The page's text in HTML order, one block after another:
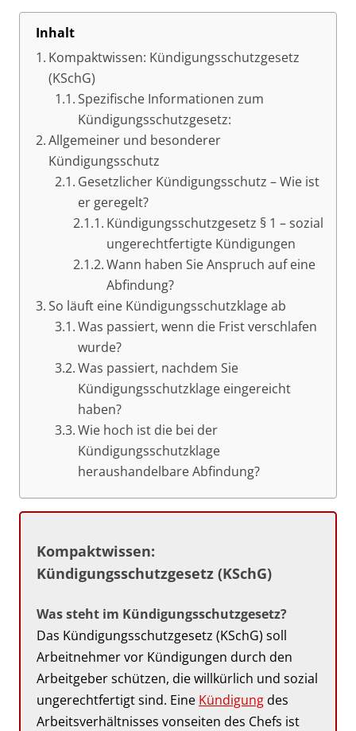
Inhalt
Kompaktwissen: Kündigungsschutzgesetz
(KSchG)
Spezifische Informationen zum
Kündigungsschutzgesetz:
Allgemeiner und besonderer
Kündigungsschutz
Gesetzlicher Kündigungsschutz – Wie ist
er geregelt?
Kündigungsschutzgesetz § 1 – sozial
ungerechtfertigte Kündigungen
Wann haben Sie Anspruch auf eine
Abfindung?
So läuft eine Kündigungsschutzklage ab
Was passiert, wenn die Frist verschlafen
wurde?
Was passiert, nachdem Sie
Kündigungsschutzklage eingereicht
haben?
Wie hoch ist die bei der
Kündigungsschutzklage
heraushandelbare Abfindung?
Kompaktwissen:
Kündigungsschutzgesetz (KSchG)
Was steht im Kündigungsschutzgesetz?
Das Kündigungsschutzgesetz (KSchG) soll
Arbeitnehmer vor Kündigungen durch den
Arbeitgeber schützen, die willkürlich und sozial
ungerechtfertigt sind. Eine Kündigung des
Arbeitsverhältnisses vonseiten des Chefs ist